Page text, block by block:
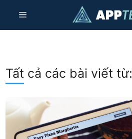
nội
Thực
Tất cả các bài viết từ: